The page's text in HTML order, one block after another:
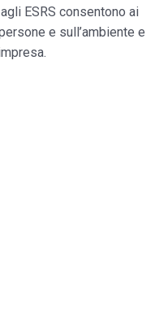
ESRS consentono ai
e sull’ambiente e